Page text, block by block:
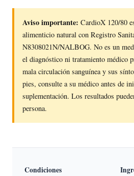
Aviso importante: CardioX 120/80
alimenticio natural con Registro
N8308021N/NALBOG. No es un
el diagnóstico ni tratamiento médico
mala circulación sanguínea y sus
pies, consulte a su médico antes de
suplementación. Los resultados
persona.
Condiciones